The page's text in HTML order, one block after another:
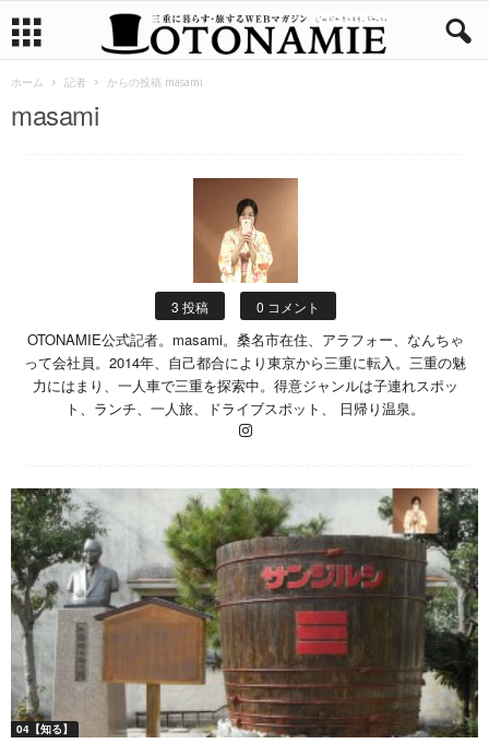
ホーム 記者 からの投稿 masami
masami
3 投稿 0 コメント
OTONAMIE公式記者。masami。桑名市在住、アラフォー、なんちゃ
って会社員。2014年、自己都合により東京から三重に転入。三重の魅
力にはまり、一人車で三重を探索中。得意ジャンルは子連れスポッ
ト、ランチ、一人旅、ドライブスポット、 日帰り温泉。
04【知る】